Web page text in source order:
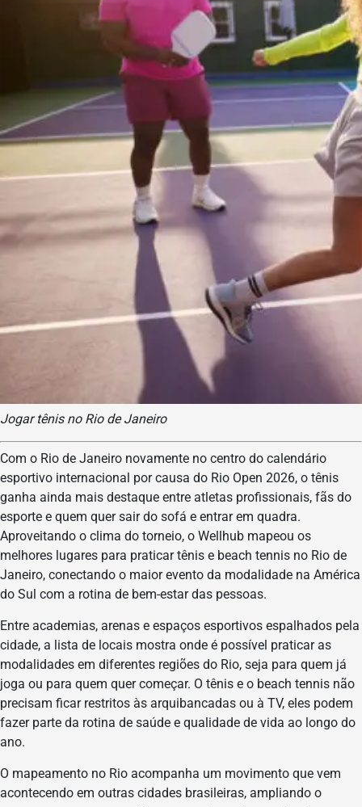
Jogar tênis no Rio de Janeiro
Com o Rio de Janeiro novamente no centro do calendário
esportivo internacional por causa do Rio Open 2026, o tênis
ganha ainda mais destaque entre atletas profissionais, fãs do
esporte e quem quer sair do sofá e entrar em quadra.
Aproveitando o clima do torneio, o Wellhub mapeou os
melhores lugares para praticar tênis e beach tennis no Rio de
Janeiro, conectando o maior evento da modalidade na América
do Sul com a rotina de bem-estar das pessoas.
Entre academias, arenas e espaços esportivos espalhados pela
cidade, a lista de locais mostra onde é possível praticar as
modalidades em diferentes regiões do Rio, seja para quem já
joga ou para quem quer começar. O tênis e o beach tennis não
precisam ficar restritos às arquibancadas ou à TV, eles podem
fazer parte da rotina de saúde e qualidade de vida ao longo do
ano.
O mapeamento no Rio acompanha um movimento que vem
acontecendo em outras cidades brasileiras, ampliando o